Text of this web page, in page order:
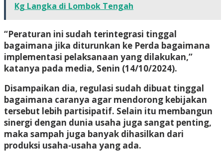
Kg Langka di Lombok Tengah
“Peraturan ini sudah terintegrasi tinggal
bagaimana jika diturunkan ke Perda bagaimana
implementasi pelaksanaan yang dilakukan,”
katanya pada media, Senin (14/10/2024).
Disampaikan dia, regulasi sudah dibuat tinggal
bagaimana caranya agar mendorong kebijakan
tersebut lebih partisipatif. Selain itu membangun
sinergi dengan dunia usaha juga sangat penting,
maka sampah juga banyak dihasilkan dari
produksi usaha-usaha yang ada.